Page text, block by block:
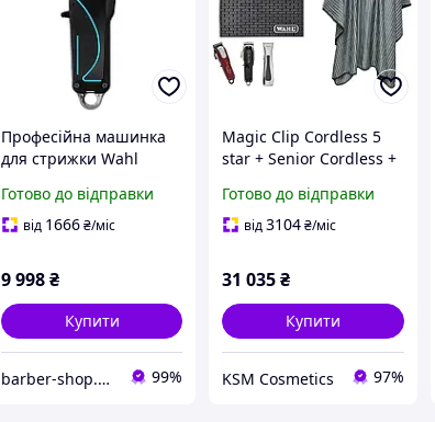
Професійна машинка
для стрижки Wahl
Готово до відправки
від 1666₴/міс
9 998₴
Купити
barber-shop.club 99%
Magic Clip Cordless 5
star + Senior Cordless +
Barber Dryer + Накидка
Cape 5 + Коврик під
Готово до відправки
від3104₴/міс
31 035₴
Купити
KSM Cosmetics 97%